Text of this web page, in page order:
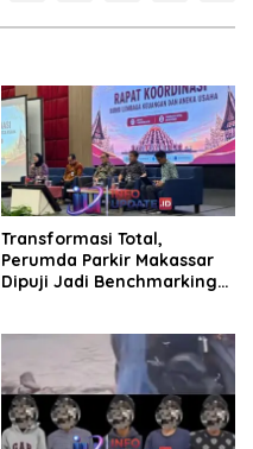
Transformasi Total,
Perumda Parkir Makassar
Dipuji Jadi Benchmarking